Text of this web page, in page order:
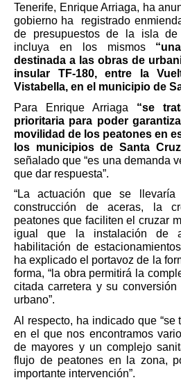
Tenerife, Enrique Arriaga, ha
gobierno ha  registrado
de presupuestos de la isla
incluya en los mismos
destinada a las obras de
insular TF-180, entre la
Vistabella, en el municipio de
Para Enrique Arriaga “se
prioritaria para poder
movilidad de los peatones en
los municipios de Santa
señalado que “es una demanda
que dar respuesta”.
“La actuación que se
construcción de aceras, la
peatones que faciliten el cruzar
igual que la instalación de
habilitación de
ha explicado el portavoz de la
forma, “la obra permitirá la
citada carretera y su
urbano”.
Al respecto, ha indicado que “se
en el que nos encontramos
de mayores y un complejo
flujo de peatones en la zona,
importante intervención”.